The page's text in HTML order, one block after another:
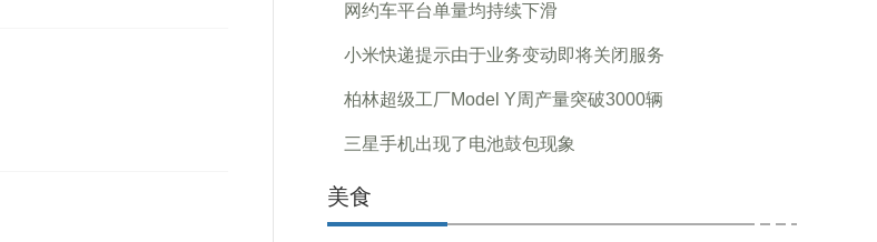
网约车平台单量均持续下滑
小米快递提示由于业务变动即将关闭服务
柏林超级工厂Model Y周产量突破3000辆
三星手机出现了电池鼓包现象
美食